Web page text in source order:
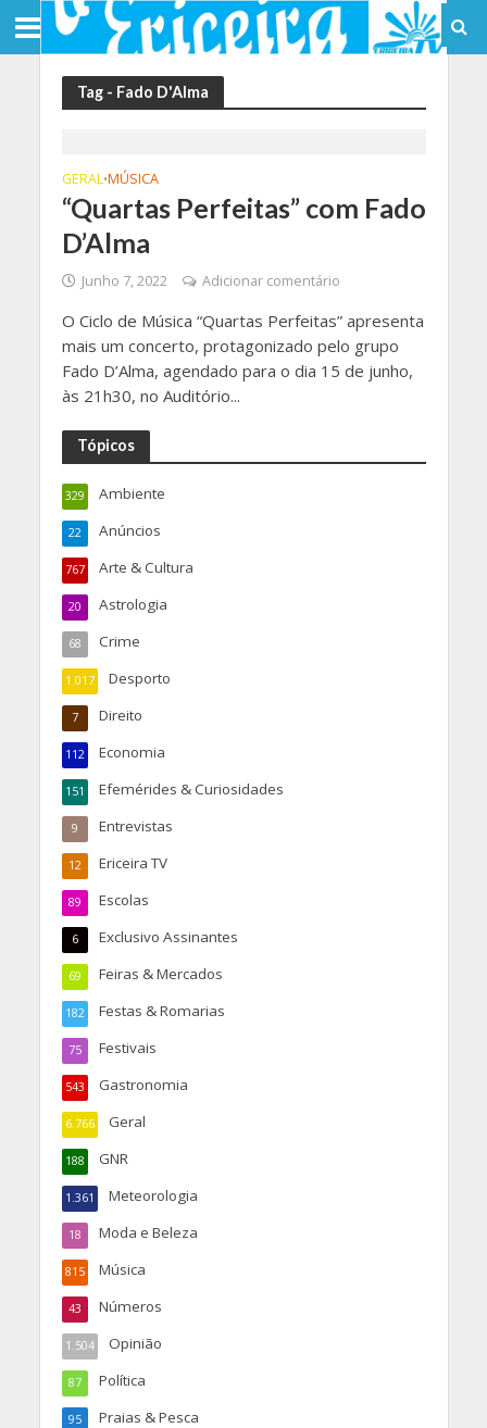
Tag - Fado D'Alma
GERAL•MÚSICA
“Quartas Perfeitas” com Fado
D’Alma
Junho 7, 2022 Adicionar comentário
O Ciclo de Música “Quartas Perfeitas” apresenta
mais um concerto, protagonizado pelo grupo
Fado D’Alma, agendado para o dia 15 de junho,
às 21h30, no Auditório...
Tópicos
Ambiente
329
Anúncios
22
Arte & Cultura
767
Astrologia
20
Crime
68
Desporto
1.017
Direito
7
Economia
112
Efemérides & Curiosidades
151
Entrevistas
9
Ericeira TV
12
Escolas
89
Exclusivo Assinantes
6
Feiras & Mercados
69
Festas & Romarias
182
Festivais
75
Gastronomia
543
Geral
6.766
GNR
188
Meteorologia
1.361
Moda e Beleza
18
Música
815
Números
43
Opinião
1.504
Política
87
Praias & Pesca
95